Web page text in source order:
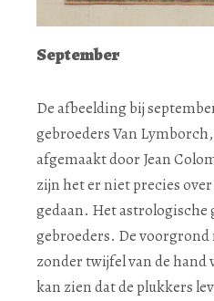
September
De afbeelding bij
gebroeders Van
afgemaakt door Jean
zijn het er niet precies
gedaan. Het astrologische
gebroeders. De
zonder twijfel van de hand
kan zien dat de plukkers